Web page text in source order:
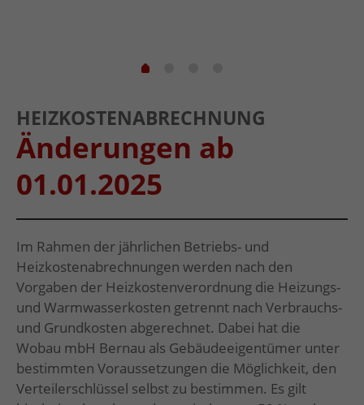
HEIZKOSTENABRECHNUNG
Änderungen ab
01.01.2025
Im Rahmen der jährlichen Betriebs- und
Heizkostenabrechnungen werden nach den
Vorgaben der Heizkostenverordnung die Heizungs-
und Warmwasserkosten getrennt nach Verbrauchs-
und Grundkosten abgerechnet. Dabei hat die
Wobau mbH Bernau als Gebäudeeigentümer unter
bestimmten Voraussetzungen die Möglichkeit, den
Verteilerschlüssel selbst zu bestimmen. Es gilt